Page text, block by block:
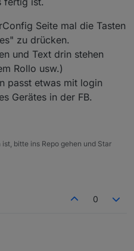
Seite mal die Tasten
zu drücken.
und Text drin stehen
Rollo usw.)
passt etwas mit login
Gerätes in der FB.
bitte ins Repo gehen und Star
0